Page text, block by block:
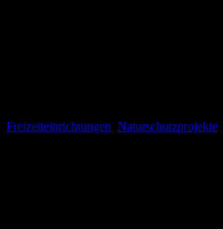
Freizeiteinrichtungen Naturschutzprojekte